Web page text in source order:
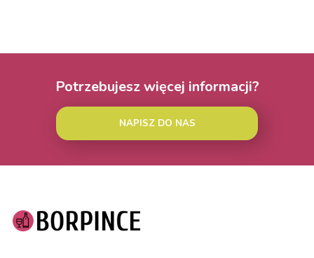
Potrzebujesz więcej informacji?
NAPISZ DO NAS